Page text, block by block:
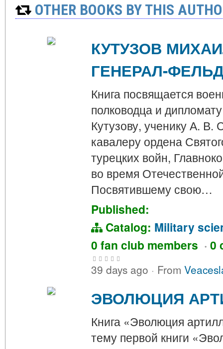
OTHER BOOKS BY THIS
КУТУЗОВ
ГЕНЕРАЛ-
Книга посвящается
полководца и
Кутузову, ученику А.
кавалеру ордена
турецких войн,
во время
Посвятившему свою…
Published:
Catalog: Military
0 fan club members · 0
39 days ago · From
ЭВОЛЮЦИЯ
Книга «Эволюция
тему первой книги